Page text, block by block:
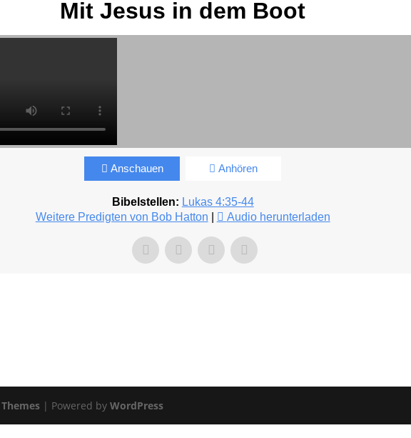
Mit Jesus in dem Boot
Anschauen Anhören
Bibelstellen: Lukas 4:35-44
Weitere Predigten von Bob Hatton
Audio herunterladen
| Powered byWordPress